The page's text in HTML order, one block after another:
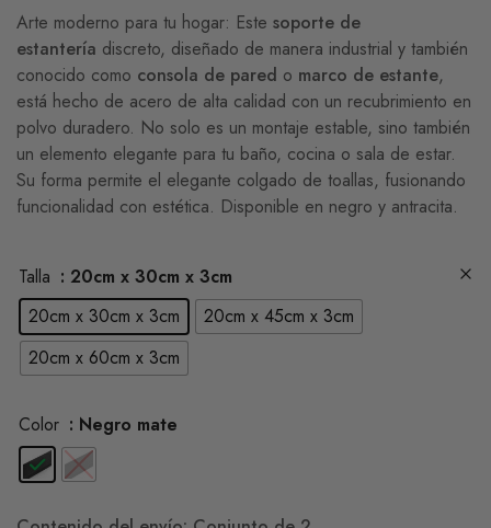
Arte moderno para tu hogar: Este soporte de
estantería discreto, diseñado de manera industrial y también
conocido como consola de pared o marco de estante,
está hecho de acero de alta calidad con un recubrimiento en
polvo duradero. No solo es un montaje estable, sino también
un elemento elegante para tu baño, cocina o sala de estar.
Su forma permite el elegante colgado de toallas, fusionando
funcionalidad con estética. Disponible en negro y antracita.
Talla : 20cm x 30cm x 3cm
20cm x 30cm x 3cm
20cm x 45cm x 3cm
20cm x 60cm x 3cm
Color : Negro mate